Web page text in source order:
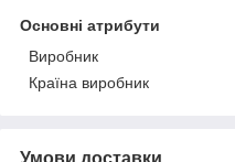
Основні атрибути
Виробник
Країна виробник
Умови доставки